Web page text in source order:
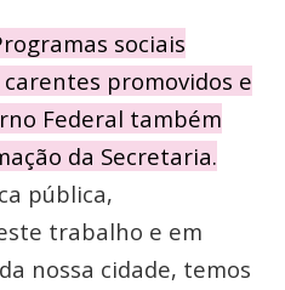
sociais
promovidos e
Federal também
da Secretaria.
pública,
trabalho e em
nossa cidade, temos